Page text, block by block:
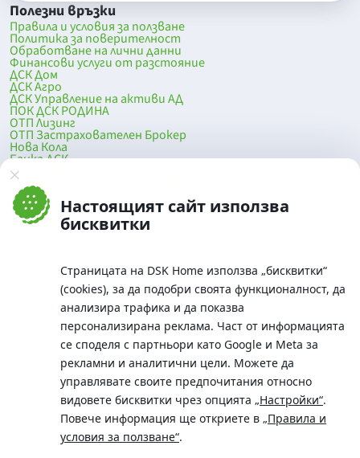
Настоящият сайт използва
бисквитки
Страницата на DSK Home използва „бисквитки“
(cookies), за да подобри своята функционалност, да
анализира трафика и да показва
персонализирана реклама. Част от информацията
се споделя с партньори като Google и Meta за
рекламни и аналитични цели. Можете да
управлявате своите предпочитания относно
видовете бисквитки чрез опцията „Настройки“.
Повече информация ще откриете в „Правила и
условия за ползване“.
Полезни връзки
Правила и условия за ползване
Политика за поверителност
Обработване на лични данни
Финансови услуги от разстояние
ДСК Дом
ДСК Агро
ДСК Управление на активи АД
ПОК ДСК РОДИНА
ОТП Лизинг
ОТП Застрахователен Брокер
Нова Кола
Банка ДСК
DSK Mobile
Оферти за продажба от Банка ДСК
Клонова мрежа и банкомати
До началото на страницата
Телефон:
0700 10 375 / *2375
Московска No.19 / ул. Г. Бенковски No. 5, София 1036
SWIFT/BIC: